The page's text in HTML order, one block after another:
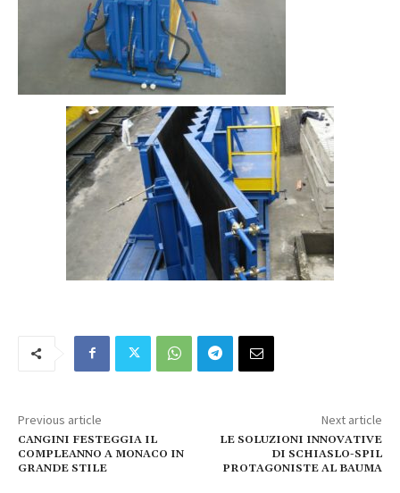
Previous article
CANGINI FESTEGGIA IL
COMPLEANNO A MONACO IN
GRANDE STILE
Next article
LE SOLUZIONI INNOVATIVE
DI SCHIASLO-SPIL
PROTAGONISTE AL BAUMA